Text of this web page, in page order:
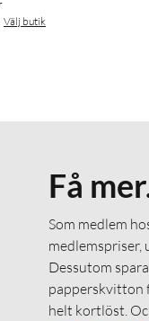
Välj butik
Få
Som medlem
medlemspriser,
Dessutom
papperskvitton
helt kortlöst.